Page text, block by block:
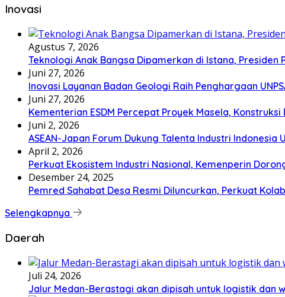
Inovasi
Agustus 7, 2026
Teknologi Anak Bangsa Dipamerkan di Istana, Presiden
Juni 27, 2026
Inovasi Layanan Badan Geologi Raih Penghargaan
Juni 27, 2026
Kementerian ESDM Percepat Proyek Masela,
Juni 2, 2026
ASEAN-Japan Forum Dukung Talenta Industri Indonesia
April 2, 2026
Perkuat Ekosistem Industri Nasional, Kemenperin
Desember 24, 2025
Pemred Sahabat Desa Resmi Diluncurkan, Perkuat
Selengkapnya
Daerah
Juli 24, 2026
Jalur Medan-Berastagi akan dipisah untuk logistik dan